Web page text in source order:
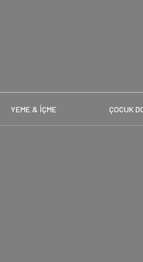
YEME & İÇME ÇOCUK